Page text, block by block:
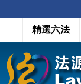
精選六法